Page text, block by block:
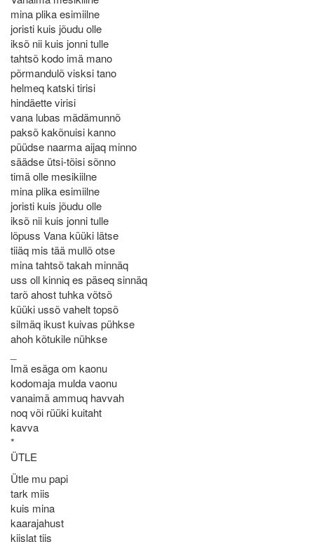
mina plika esimiilne
joristi kuis jõudu olle
iksõ nii kuis jonni tulle
tahtsõ kodo imä mano
põrmandulõ visksi tano
helmeq katski tirisi
hindäette virisi
vana lubas mädämunnõ
paksõ kakõnuisi kanno
püüdse naarma aijaq minno
säädse ütsi-tõisi sõnno
timä olle mesikiilne
mina plika esimiilne
joristi kuis jõudu olle
iksõ nii kuis jonni tulle
lõpuss Vana küüki lätse
tiiäq mis tää mullõ otse
mina tahtsõ takah minnäq
uss oll kinniq es päseq sinnäq
tarõ ahost tuhka võtsõ
küüki ussõ vahelt topsõ
silmäq ikust kuivas pühkse
ahoh kõtukile nühkse
Imä esäga om kaonu
kodomaja mulda vaonu
vanaimä ammuq havvah
noq või rüüki kuitaht
kavva
*
ÜTLE
Ütle mu papi
tark miis
kuis mina
kaarajahust
kiislat tiis